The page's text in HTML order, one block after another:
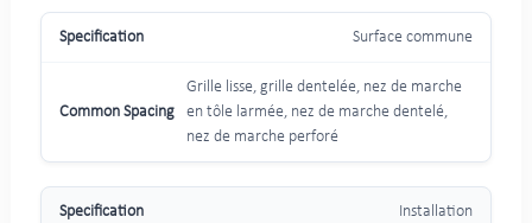
Surface commune
Grille lisse, grille dentelée, nez de marche
en tôle larmée, nez de marche dentelé,
nez de marche perforé
Installation